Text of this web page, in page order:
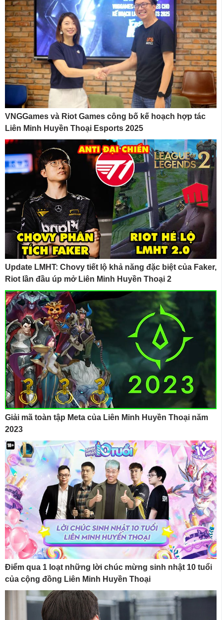
VNGGames và Riot Games công bố kế hoạch hợp tác
Liên Minh Huyền Thoại Esports 2025
Update LMHT: Chovy tiết lộ khả năng đặc biệt của Faker,
Riot lần đầu úp mở Liên Minh Huyền Thoại 2
Giải mã toàn tập Meta của Liên Minh Huyền Thoại năm
2023
Điểm qua 1 loạt những lời chúc mừng sinh nhật 10 tuổi
của cộng đồng Liên Minh Huyền Thoại